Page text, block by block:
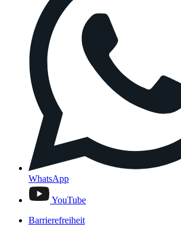
WhatsApp
YouTube
Barrierefreiheit